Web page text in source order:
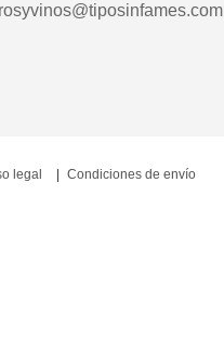
legal Condiciones de envío